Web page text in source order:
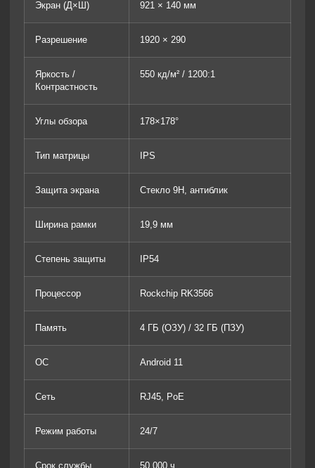
Экран (Д×Ш) 921 × 140 мм
Разрешение 1920 × 290
Яркость /
Контрастность
550 кд/м² / 1200:1
Углы обзора 178×178°
Тип матрицы IPS
Защита экрана Стекло 9H, антиблик
Ширина рамки 19,9 мм
Степень защиты IP54
Процессор Rockchip RK3566
Память 4 ГБ (ОЗУ) / 32 ГБ (ПЗУ)
ОС Android 11
Сеть RJ45, PoE
Режим работы 24/7